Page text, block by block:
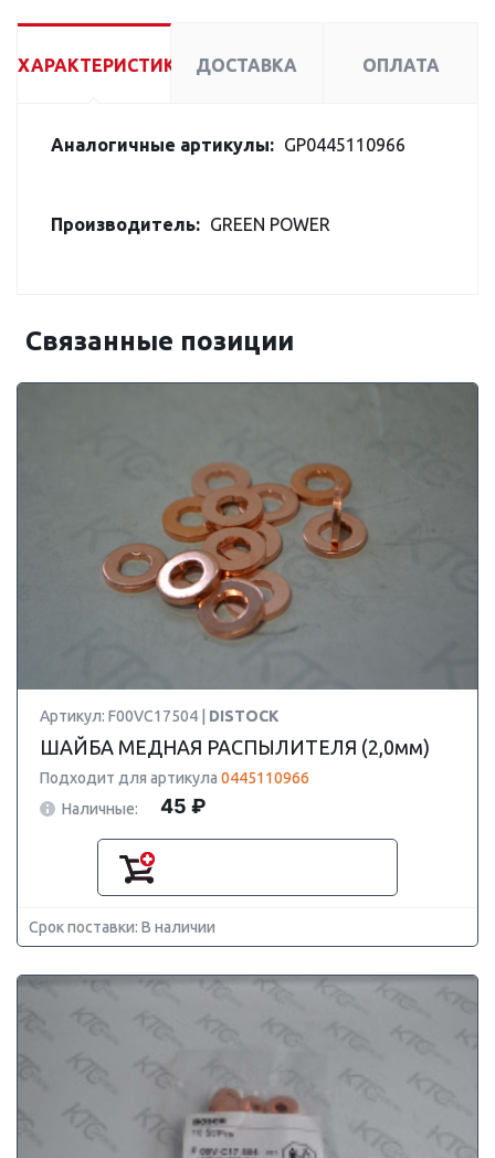
ХАРАКТЕРИСТИКИ ДОСТАВКА ОПЛАТА
Аналогичные артикулы: GP0445110966
Производитель: GREEN POWER
Связанные позиции
Артикул: F00VC17504 | DISTOCK
ШАЙБА МЕДНАЯ РАСПЫЛИТЕЛЯ (2,0мм)
Подходит для артикула 0445110966
Наличные:
45 ₽
Срок поставки: В наличии